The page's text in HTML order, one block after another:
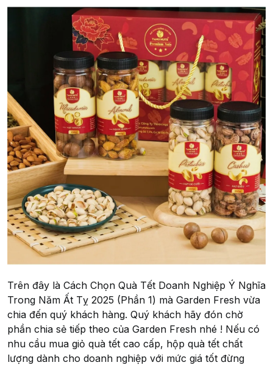
Trên đây là Cách Chọn Quà Tết Doanh Nghiệp Ý Nghĩa
Trong Năm Ất Tỵ 2025 (Phần 1) mà Garden Fresh vừa
chia đến quý khách hàng. Quý khách hãy đón chờ
phần chia sẻ tiếp theo của Garden Fresh nhé ! Nếu có
nhu cầu mua giỏ quà tết cao cấp, hộp quà tết chất
lượng dành cho doanh nghiệp với mức giá tốt đừng